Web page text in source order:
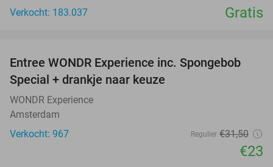
Verkocht: 183.037
Gratis
27%
Entree WONDR Experience inc. Spongebob
Special + drankje naar keuze
WONDR Experience
Amsterdam
Verkocht: 967
Regulier €31,50
€23